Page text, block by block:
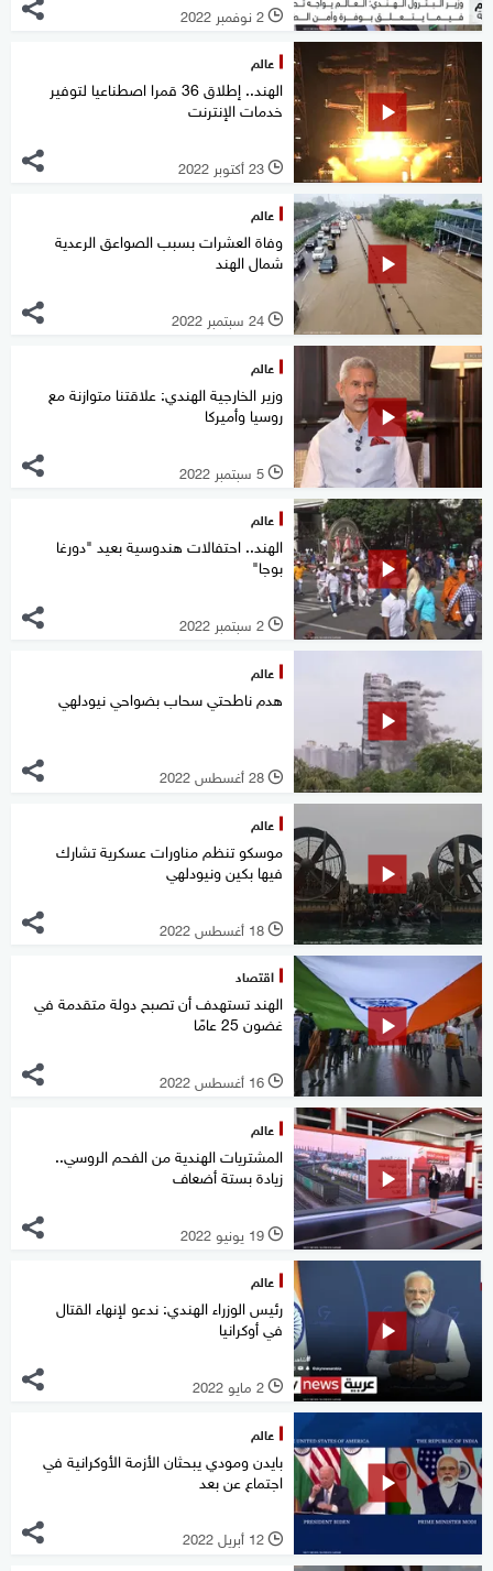
l 2 نوفمبر 2022
عالم
الهند.. إطلاق 36 قمرا اصطناعيا لتوفير
خدمات الإنترنت
l 23 أكتوبر 2022
عالم
وفاة العشرات بسبب الصواعق الرعدية
شمال الهند
l 24 سبتمبر 2022
عالم
وزير الخارجية الهندي: علاقتنا متوازنة مع
روسيا وأميركا
l 5 سبتمبر 2022
عالم
الهند.. احتفالات هندوسية بعيد "دورغا
بوجا"
l 2 سبتمبر 2022
عالم
هدم ناطحتي سحاب بضواحي نيودلهي
l 28 أغسطس 2022
عالم
موسكو تنظم مناورات عسكرية تشارك
فيها بكين ونيودلهي
l 18 أغسطس 2022
اقتصاد
الهند تستهدف أن تصبح دولة متقدمة في
غضون 25 عامًا
l 16 أغسطس 2022
عالم
المشتريات الهندية من الفحم الروسي..
زيادة بستة أضعاف
l 19 يونيو 2022
عالم
رئيس الوزراء الهندي: ندعو لإنهاء القتال
في أوكرانيا
l 2 مايو 2022
عالم
بايدن ومودي يبحثان الأزمة الأوكرانية في
اجتماع عن بعد
l 12 أبريل 2022